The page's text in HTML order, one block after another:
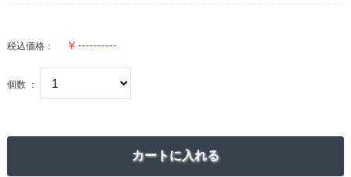
税込価格：
個数 ：